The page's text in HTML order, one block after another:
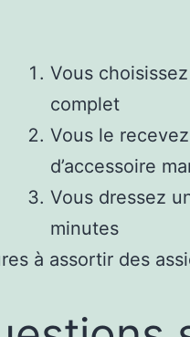
Vous
complet
Vous le
d’accessoire
Vous dressez
minutes
à assortir des